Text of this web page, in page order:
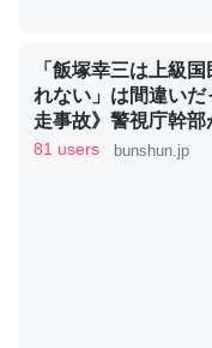
ちょうど同じ理由
とかSpotifyを支払
り時間を日数にする
それを実質100倍以
─たまにLINEするくら
コミュニケーションが
「飯塚幸三は上級
れない」は間違い
走事故》警視庁幹
員」に呼び出されて
81 users bunshun.jp